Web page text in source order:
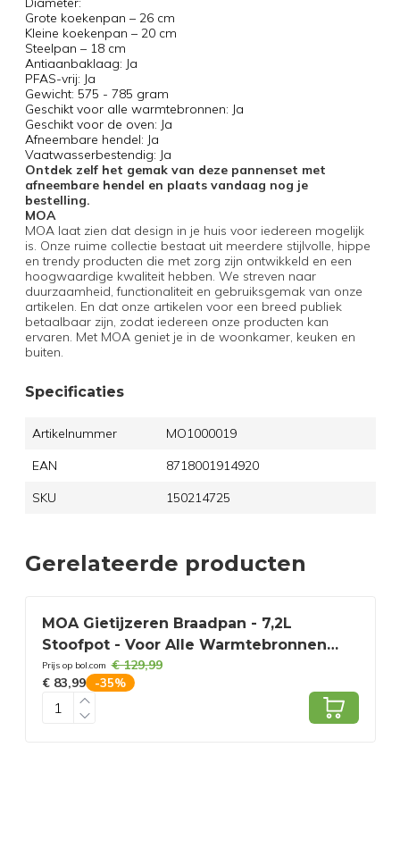
Grote koekenpan – 26 cm
Kleine koekenpan – 20 cm
Steelpan – 18 cm
Antiaanbaklaag: Ja
PFAS-vrij: Ja
Gewicht: 575 - 785 gram
Geschikt voor alle warmtebronnen: Ja
Geschikt voor de oven: Ja
Afneembare hendel: Ja
Vaatwasserbestendig: Ja
Ontdek zelf het gemak van deze pannenset met
afneembare hendel en plaats vandaag nog je
bestelling.
MOA
MOA laat zien dat design in je huis voor iedereen mogelijk
is. Onze ruime collectie bestaat uit meerdere stijlvolle, hippe
en trendy producten die met zorg zijn ontwikkeld en een
hoogwaardige kwaliteit hebben. We streven naar
duurzaamheid, functionaliteit en gebruiksgemak van onze
artikelen. En dat onze artikelen voor een breed publiek
betaalbaar zijn, zodat iedereen onze producten kan
ervaren. Met MOA geniet je in de woonkamer, keuken en
buiten.
Specificaties
Artikelnummer
MO1000019
EAN
8718001914920
SKU
150214725
Gerelateerde producten
MOA Gietijzeren Braadpan - 7,2L
Stoofpot - Voor Alle Warmtebronnen
incl. Inductie - Met Deksel - Ø 30cm -
Anti-Aanbaklaag - BPA-en PFAS-vrij -
Groen
Prijs op bol.com € 129,99
€ 83,99
-35%